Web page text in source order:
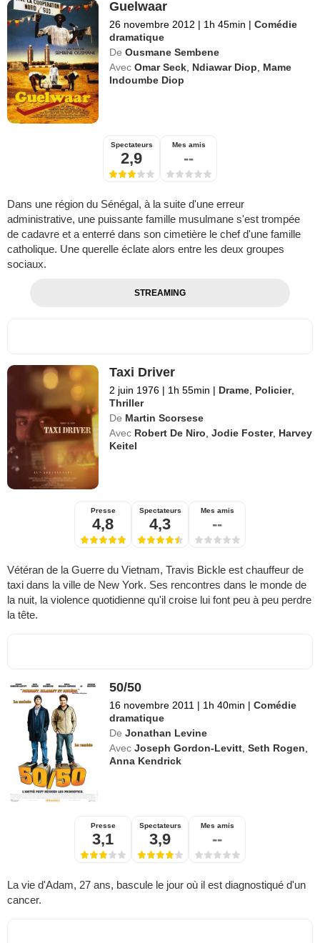
Guelwaar
26 novembre 2012 | 1h 45min | Comédie
dramatique
De Ousmane Sembene
Avec Omar Seck Ndiawar Diop
Mame
Indoumbe Diop
Spectateurs
2,9
Mes amis
--
Dans une région du Sénégal, à la suite d'une erreur
administrative, une puissante famille musulmane s'est trompée
de cadavre et a enterré dans son cimetière le chef d'une famille
catholique. Une querelle éclate alors entre les deux groupes
sociaux.
STREAMING
Taxi Driver
2 juin 1976 | 1h 55min | Drame Policier,
Thriller
De Martin Scorsese
Avec Robert De Niro ,Jodie Foster, Harvey
Keitel
Presse
4,8
Spectateurs
4,3
Mes amis
--
Vétéran de la Guerre du Vietnam, Travis Bickle est chauffeur de
taxi dans la ville de New York. Ses rencontres dans le monde de
la nuit, la violence quotidienne qu'il croise lui font peu à peu perdre
la tête.
50/50
16 novembre 2011 | 1h 40min | Comédie
dramatique
De Jonathan Levine
Avec Joseph Gordon-Levitt ,Seth Rogen
Anna Kendrick
Presse
3,1
Spectateurs
3,9
Mes amis
--
La vie d'Adam, 27 ans, bascule le jour où il est diagnostiqué d'un
cancer.